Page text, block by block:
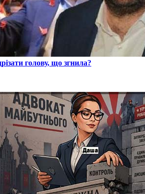
голову, що згнила?